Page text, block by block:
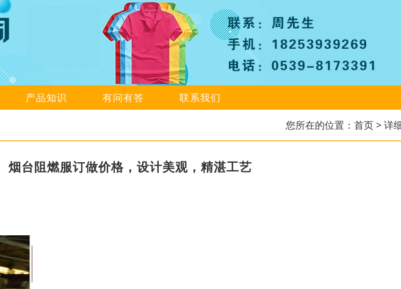
产品知识 有问有答 联系我们
您所在的位置： 首页> 详
烟台阻燃服订做价格，设计美观，精湛工艺